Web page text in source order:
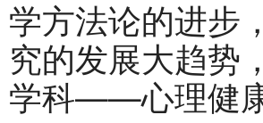
学方法论的进步
究的发展大趋势
学科——心理健